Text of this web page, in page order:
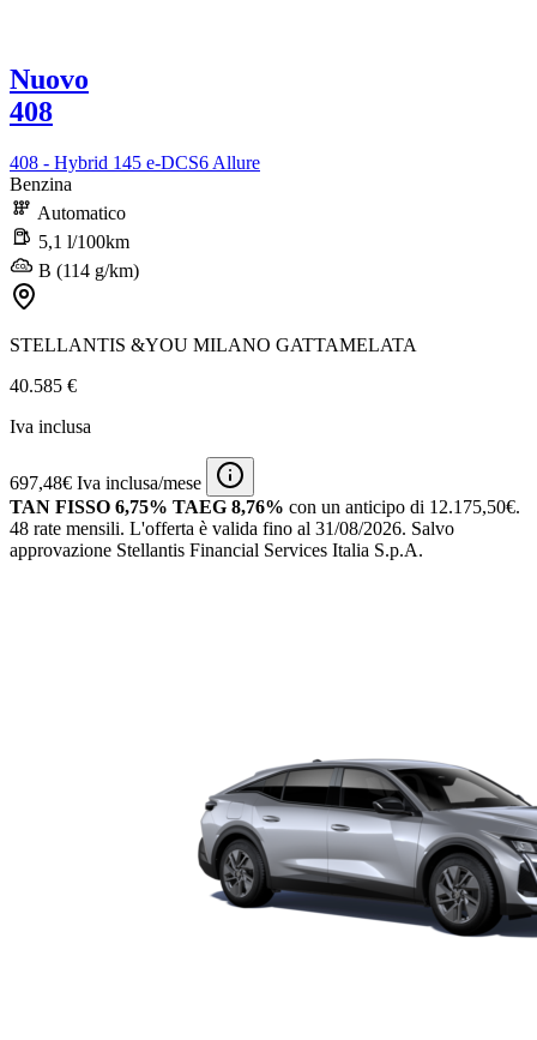
Nuovo
408
408 - Hybrid 145 e-DCS6 Allure
Benzina
Automatico
5,1 l/100km
B (114 g/km)
STELLANTIS &YOU MILANO GATTAMELATA
40.585 €
Iva inclusa
697,48€ Iva inclusa/mese
TAN FISSO 6,75% TAEG 8,76% con un anticipo di 12.175,50€.
48 rate mensili. L'offerta è valida fino al 31/08/2026. Salvo
approvazione Stellantis Financial Services Italia S.p.A.